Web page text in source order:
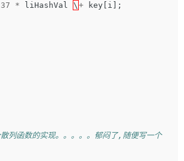
37 * liHashVal \ + key i ];
列函数的实现。。。。。郁闷了,随便写一个